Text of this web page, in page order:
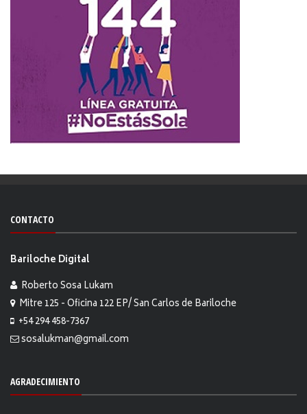
CONTACTO
Bariloche Digital
Roberto Sosa Lukam
Mitre 125 - Oficina 122 EP/ San Carlos de Bariloche
+54 294 458-7367
sosalukman@gmail.com
AGRADECIMIENTO